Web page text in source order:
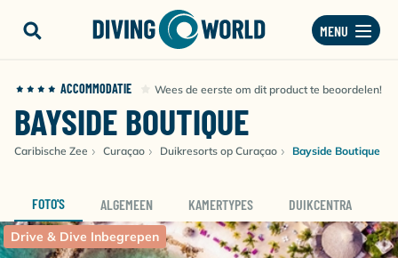
MENU
ACCOMMODATIE Wees de eerste om dit product te beoordelen!
BAYSIDE BOUTIQUE
Caribische Zee Curaçao Duikresorts op Curaçao Bayside Boutique
FOTO'S ALGEMEEN KAMERTYPES DUIKCENTRA
Drive & Dive Inbegrepen